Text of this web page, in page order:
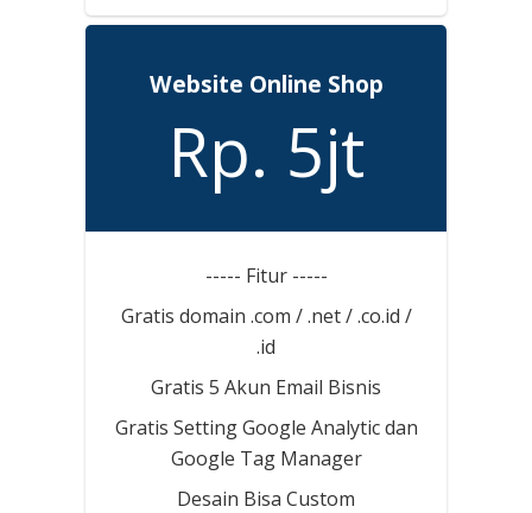
Website Online Shop
Rp. 5jt
----- Fitur -----
Gratis domain .com / .net / .co.id /
.id
Gratis 5 Akun Email Bisnis
Gratis Setting Google Analytic dan
Google Tag Manager
Desain Bisa Custom